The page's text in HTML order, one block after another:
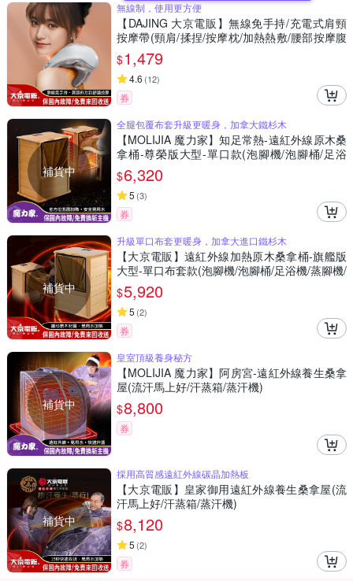
無線制，使用更方便
【DAJING 大京電販】無線免手持/充電式肩頸
按摩帶(頸肩/揉捏/按摩枕/加熱熱敷/腰部按摩腹
部按摩)
$1,479
4.6 (12)
券
補貨中
全腿包覆布套升級更暖身，加拿大鐵杉木
【MOLIJIA 魔力家】知足常熱-遠紅外線原木桑
拿桶-尊榮版大型-單口款(泡腳機/泡腳桶/足浴
機/蒸腳機/烘腳機/暖腳機)
$6,320
5 (3)
券
補貨中
升級單口布套更暖身，加拿大進口鐵杉木
【大京電販】遠紅外線加熱原木桑拿桶-旗艦版
大型-單口布套款(泡腳機/泡腳桶/足浴機/蒸腳機/
烘腳機/暖腳機)
$5,920
5 (2)
券
補貨中
皇室頂級養身秘方
【MOLIJIA 魔力家】阿房宮-遠紅外線養生桑拿
屋(流汗馬上好/汗蒸箱/蒸汗機)
$8,800
券
補貨中
採用高質感遠紅外線碳晶加熱板
【大京電販】皇家御用遠紅外線養生桑拿屋(流
汗馬上好/汗蒸箱/蒸汗機)
$8,120
5 (2)
券